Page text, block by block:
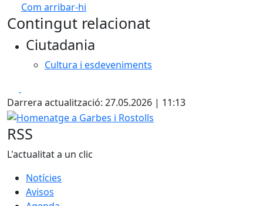
Com arribar-hi
+
−
Contingut relacionat
Ciutadania
Cultura i esdeveniments
Darrera actualització: 27.05.2026 | 11:13
Homenatge a Garbes i Rostolls
RSS
L'actualitat a un clic
Notícies
Avisos